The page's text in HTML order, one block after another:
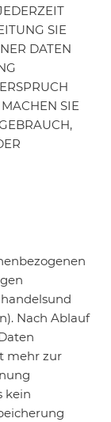
SIE
DATEN
SIE
Nach Ablauf
mehr zur
kein